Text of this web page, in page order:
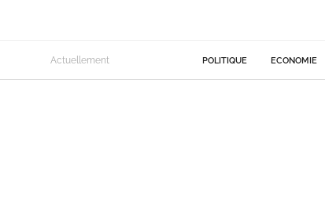
Actuellement POLITIQUE ECONOMIE